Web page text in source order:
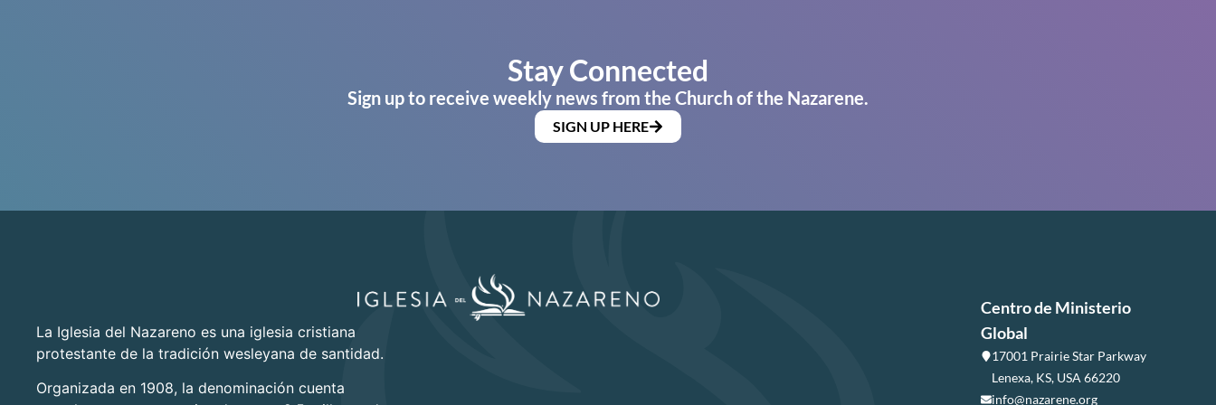
Stay Connected
Sign up to receive weekly news from the Church of the Nazarene.
SIGN UP HERE
La Iglesia del Nazareno es una iglesia cristiana
protestante de la tradición wesleyana de santidad.
Organizada en 1908, la denominación cuenta
Centro de Ministerio
Global
17001 Prairie Star Parkway
Lenexa, KS, USA 66220
info@nazarene.org